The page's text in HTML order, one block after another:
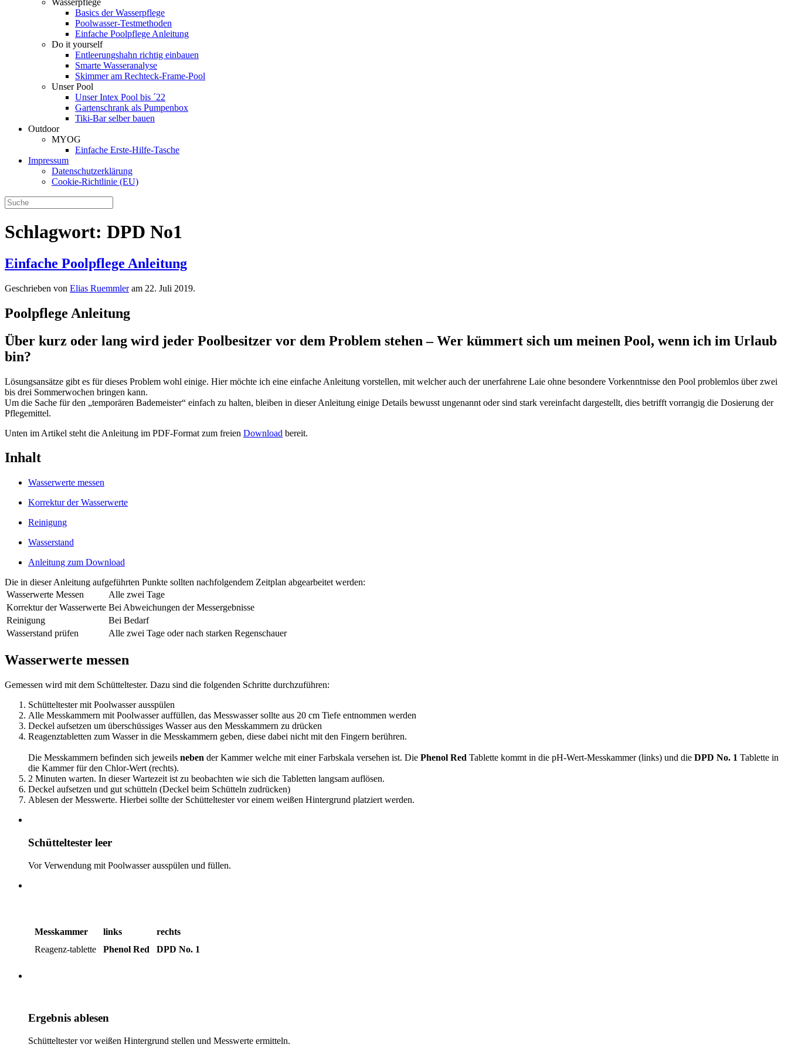
Wasserpflege
Basics der Wasserpflege
Poolwasser-Testmethoden
Einfache Poolpflege Anleitung
Do it yourself
Ent­leerungs­hahn richtig einbauen
Smarte Wasseranalyse
Skimmer am Rechteck-Frame-Pool
Unser Pool
Unser Intex Pool bis ´22
Gartenschrank als Pumpenbox
Tiki-Bar selber bauen
Outdoor
MYOG
Einfache Erste-Hilfe-Tasche
Impressum
Datenschutzerklärung
Cookie-Richtlinie (EU)
Schlagwort: DPD No1
Einfache Poolpflege Anleitung
Geschrieben von Elias Ruemmleram 22. Juli 2019.
Poolpflege Anleitung
Über kurz oder lang wird jeder Poolbesitzer vor dem Problem stehen – Wer kümmert sich um meinen Pool, wenn ich im Urlaub
bin?
Lösungsansätze gibt es für dieses Problem wohl einige. Hier möchte ich eine einfache Anleitung vorstellen, mit welcher auch der unerfahrene Laie ohne besondere Vorkenntnisse den Pool problemlos über zwei
bis drei Sommerwochen bringen kann.
Um die Sache für den „temporären Bademeister“ einfach zu halten, bleiben in dieser Anleitung einige Details bewusst ungenannt oder sind stark vereinfacht dargestellt, dies betrifft vorrangig die Dosierung der
Pflegemittel.
Unten im Artikel steht die Anleitung im PDF-Format zum freien Download bereit.
Inhalt
Wasserwerte messen
Korrektur der Wasserwerte
Reinigung
Wasserstand
Anleitung zum Download
Die in dieser Anleitung aufgeführten Punkte sollten nachfolgendem Zeitplan abgearbeitet werden:
Wasserwerte Messen
Alle zwei Tage
Korrektur der Wasserwerte Bei Abweichungen der Messergebnisse
Reinigung
Bei Bedarf
Wasserstand prüfen
Alle zwei Tage oder nach starken Regenschauer
Wasserwerte messen
Gemessen wird mit dem Schütteltester. Dazu sind die folgenden Schritte durchzuführen:
Schütteltester mit Poolwasser ausspülen
Alle Messkammern mit Poolwasser auffüllen, das Messwasser sollte aus 20 cm Tiefe entnommen werden
Deckel aufsetzen um überschüssiges Wasser aus den Messkammern zu drücken
Reagenztabletten zum Wasser in die Messkammern geben, diese dabei nicht mit den Fingern berühren.
Die Messkammern befinden sich jeweils neben der Kammer welche mit einer Farbskala versehen ist. Die Phenol Red Tablette kommt in die pH-Wert-Messkammer (links) und die DPD No. 1 Tablette in
die Kammer für den Chlor-Wert (rechts).
2 Minuten warten. In dieser Wartezeit ist zu beobachten wie sich die Tabletten langsam auflösen.
Deckel aufsetzen und gut schütteln (Deckel beim Schütteln zudrücken)
Ablesen der Messwerte. Hierbei sollte der Schütteltester vor einem weißen Hintergrund platziert werden.
Schütteltester leer
Vor Verwendung mit Poolwasser ausspülen und füllen.
Messkammer links
rechts
Reagenz-tablette
Phenol Red DPD No. 1
Ergebnis ablesen
Schütteltester vor weißen Hintergrund stellen und Messwerte ermitteln.